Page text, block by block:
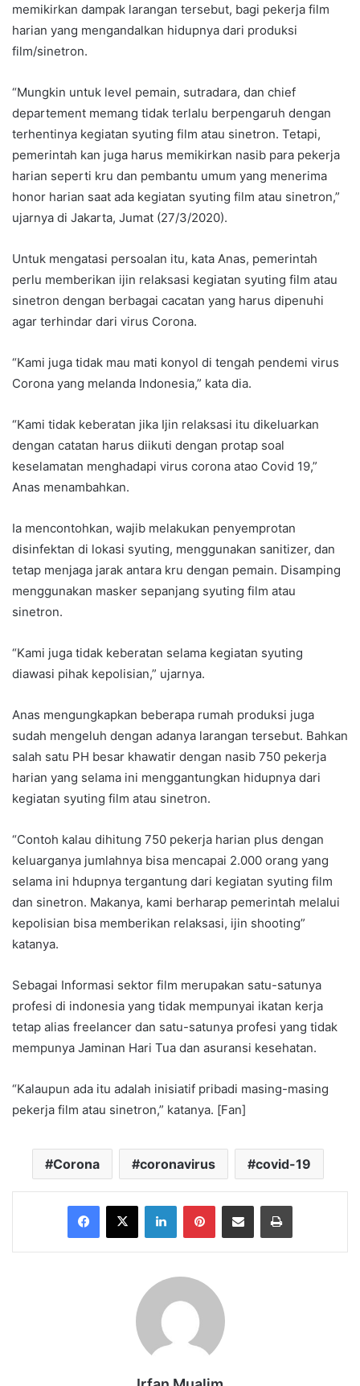
memikirkan dampak larangan tersebut, bagi pekerja film
harian yang mengandalkan hidupnya dari produksi
film/sinetron.
“Mungkin untuk level pemain, sutradara, dan chief
departement memang tidak terlalu berpengaruh dengan
terhentinya kegiatan syuting film atau sinetron. Tetapi,
pemerintah kan juga harus memikirkan nasib para pekerja
harian seperti kru dan pembantu umum yang menerima
honor harian saat ada kegiatan syuting film atau sinetron,”
ujarnya di Jakarta, Jumat (27/3/2020).
Untuk mengatasi persoalan itu, kata Anas, pemerintah
perlu memberikan ijin relaksasi kegiatan syuting film atau
sinetron dengan berbagai cacatan yang harus dipenuhi
agar terhindar dari virus Corona.
“Kami juga tidak mau mati konyol di tengah pendemi virus
Corona yang melanda Indonesia,” kata dia.
“Kami tidak keberatan jika Ijin relaksasi itu dikeluarkan
dengan catatan harus diikuti dengan protap soal
keselamatan menghadapi virus corona atao Covid 19,”
Anas menambahkan.
Ia mencontohkan, wajib melakukan penyemprotan
disinfektan di lokasi syuting, menggunakan sanitizer, dan
tetap menjaga jarak antara kru dengan pemain. Disamping
menggunakan masker sepanjang syuting film atau
sinetron.
“Kami juga tidak keberatan selama kegiatan syuting
diawasi pihak kepolisian,” ujarnya.
Anas mengungkapkan beberapa rumah produksi juga
sudah mengeluh dengan adanya larangan tersebut. Bahkan
salah satu PH besar khawatir dengan nasib 750 pekerja
harian yang selama ini menggantungkan hidupnya dari
kegiatan syuting film atau sinetron.
“Contoh kalau dihitung 750 pekerja harian plus dengan
keluarganya jumlahnya bisa mencapai 2.000 orang yang
selama ini hdupnya tergantung dari kegiatan syuting film
dan sinetron. Makanya, kami berharap pemerintah melalui
kepolisian bisa memberikan relaksasi, ijin shooting”
katanya.
Sebagai Informasi sektor film merupakan satu-satunya
profesi di indonesia yang tidak mempunyai ikatan kerja
tetap alias freelancer dan satu-satunya profesi yang tidak
mempunya Jaminan Hari Tua dan asuransi kesehatan.
“Kalaupun ada itu adalah inisiatif pribadi masing-masing
pekerja film atau sinetron,” katanya. [Fan]
Corona coronavirus covid-19
Facebook
X LinkedInPinterestShare via Email Print